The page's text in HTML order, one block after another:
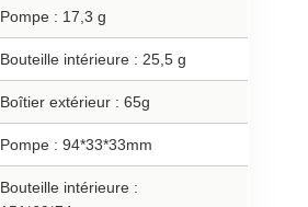
Pompe : 17,3 g
Bouteille intérieure : 25,5 g
Boîtier extérieur : 65g
Pompe : 94*33*33mm
Bouteille intérieure :